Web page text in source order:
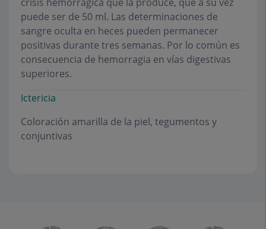
puede ser de 50 ml. Las determinaciones de
sangre oculta en heces pueden permanecer
positivas durante tres semanas. Por lo común es
consecuencia de hemorragia en vías digestivas
superiores.
Ictericia
Coloración amarilla de la piel, tegumentos y
conjuntivas